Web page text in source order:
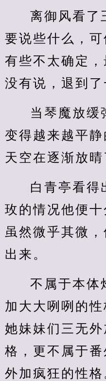
离御风看了
要说些什么，
有些不太确定
没有说，退到了
当琴魔放缓
变得越来越平
天空在逐渐放晴
白青亭看得
玫的情况他便十
虽然微乎其微
出来。
不属于本体
加大大咧咧的
她妹妹们三无
格，更不属于
外加疯狂的性